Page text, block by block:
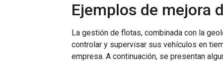
Ejemplos de mejora
La gestión de flotas, combinada con la
controlar y supervisar sus vehículos en
empresa. A continuación, se presentan